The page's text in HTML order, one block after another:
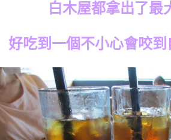
白木屋都拿出了最
好吃到一個不小心會咬